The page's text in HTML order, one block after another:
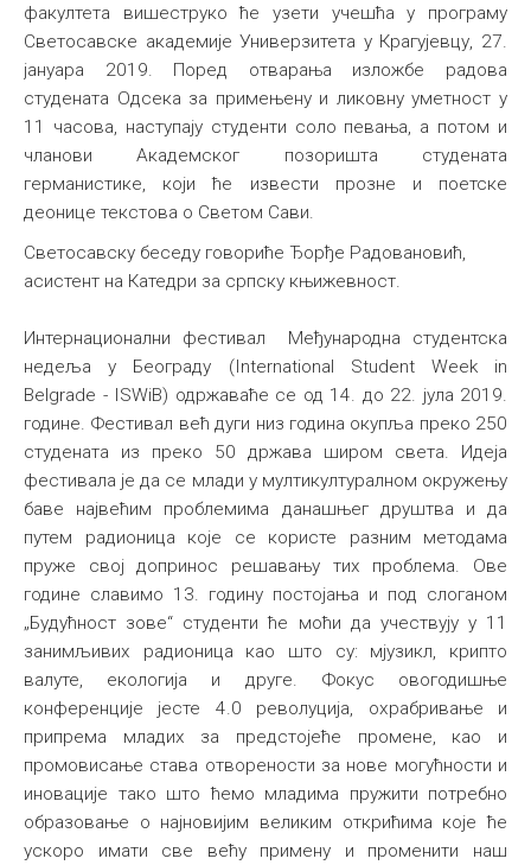
факултета вишеструко ће узети учешћа у програму
Светосавске академије Универзитета у Крагујевцу, 27.
јануара 2019. Поред отварања изложбе радова
студената Одсека за примењену и ликовну уметност у
11 часова, наступају студенти соло певања, а потом и
чланови Академског позоришта студената
германистике, који ће извести прозне и поетске
деонице текстова о Светом Сави.
Светосавску беседу говориће Ђорђе Радовановић,
асистент на Катедри за српску књижевност.
Интернационални фестивал Међународна студентска
недеља у Београду (International Student Week in
Belgrade - ISWiB) одржаваће се од 14. до 22. јула 2019.
године. Фестивал већ дуги низ година окупља преко 250
студената из преко 50 држава широм света. Идеја
фестивала је да се млади у мултикултуралном окружењу
баве највећим проблемима данашњег друштва и да
путем радионица које се користе разним методама
пруже свој допринос решавању тих проблема. Ове
године славимо 13. годину постојања и под слоганом
„Будућност зове“ студенти ће моћи да учествују у 11
занимљивих радионица као што су: мјузикл, крипто
валуте, екологија и друге. Фокус овогодишње
конференције јесте 4.0 револуција, охрабривање и
припрема младих за предстојеће промене, као и
промовисање става отворености за нове могућности и
иновације тако што ћемо младима пружити потребно
образовање о најновијим великим открићима које ће
ускоро имати све већу примену и променити наш